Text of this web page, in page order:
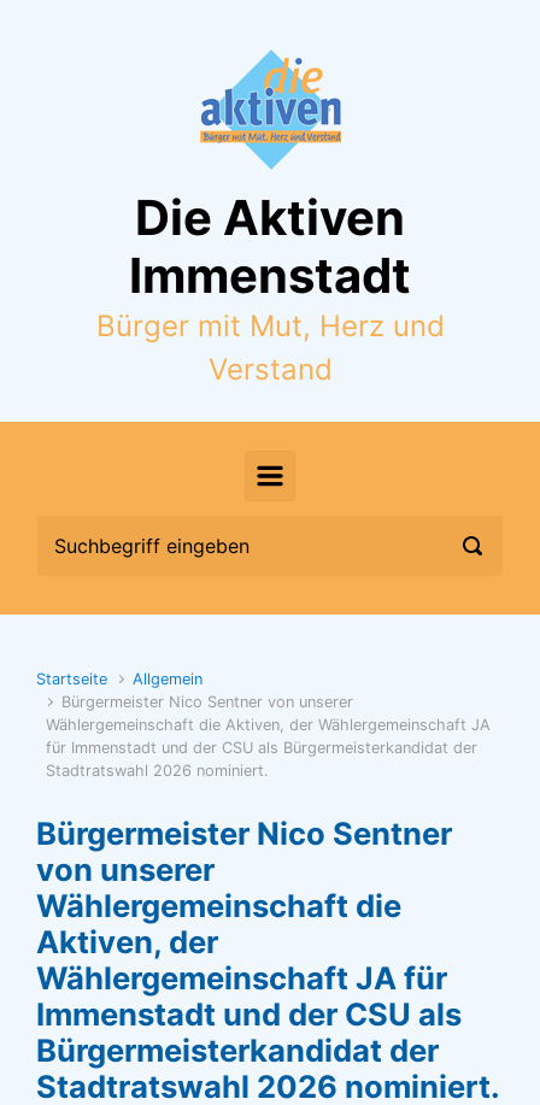
Die Aktiven
Immenstadt
Bürger mit Mut, Herz und
Verstand
Startseite
Allgemein
Bürgermeister Nico Sentner von unserer
Wählergemeinschaft die Aktiven, der Wählergemeinschaft JA
für Immenstadt und der CSU als Bürgermeisterkandidat der
Stadtratswahl 2026 nominiert.
Bürgermeister Nico Sentner
von unserer
Wählergemeinschaft die
Aktiven, der
Wählergemeinschaft JA für
Immenstadt und der CSU als
Bürgermeisterkandidat der
Stadtratswahl 2026 nominiert.